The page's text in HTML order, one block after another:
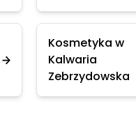
Kosmetyka w
Kalwaria
Zebrzydowska